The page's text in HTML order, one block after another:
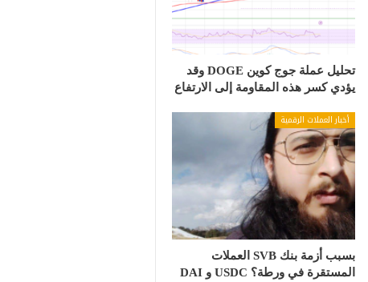
تحليل عملة جوج كوين DOGE وقد
يؤدي كسر هذه المقاومة إلى الارتفاع
أخبار العملات الرقمية
بسبب أزمة بنك SVB العملات
المستقرة في ورطة؟ USDC و DAI